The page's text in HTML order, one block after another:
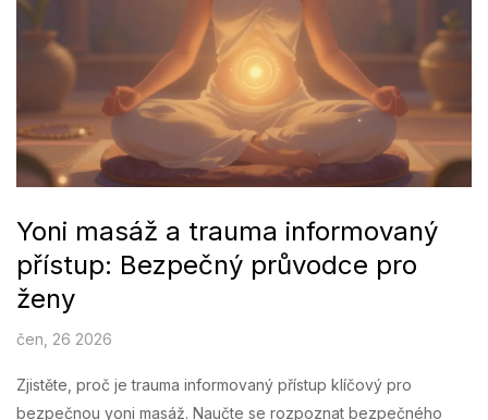
Yoni masáž a trauma informovaný
přístup: Bezpečný průvodce pro
ženy
čen, 26 2026
Zjistěte, proč je trauma informovaný přístup klíčový pro
bezpečnou yoni masáž. Naučte se rozpoznat bezpečného